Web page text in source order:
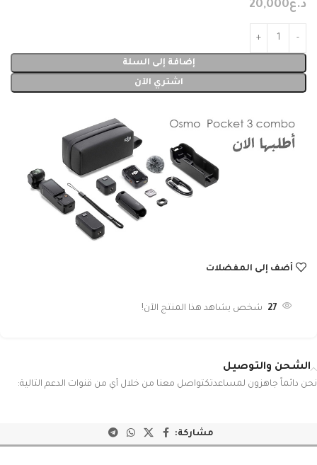
د.ع20,000
إضافة إلى السلة
اشتري الآن
أضف إلى المفضلات
27 شخص يشاهد هذا المنتج الآن!
الشحن والتوصيل
نحن دائماً جاهزون لمساعدتكتواصل معنا من خلال أي من قنوات الدعم التالية:
مشاركة: